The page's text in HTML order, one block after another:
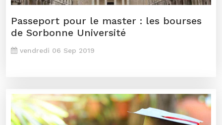
Passeport pour le master : les bourses
de Sorbonne Université
vendredi 06 Sep 2019